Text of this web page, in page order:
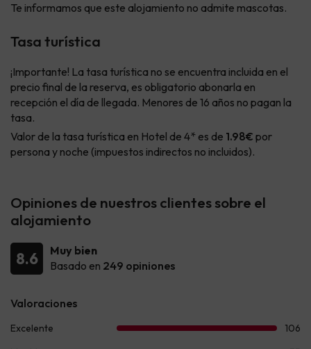
Te informamos que este alojamiento no admite mascotas.
Tasa turística
¡Importante! La tasa turística no se encuentra incluida en el
precio final de la reserva, es obligatorio abonarla en
recepción el día de llegada. Menores de 16 años no pagan la
tasa.
Valor de la tasa turística en Hotel de 4* es de 1.98€ por
persona y noche (impuestos indirectos no incluidos).
Opiniones de nuestros clientes sobre el
alojamiento
8.6
Muy bien
Basado en 249 opiniones